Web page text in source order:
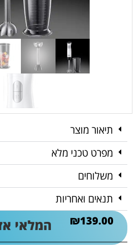
תיאור מוצר
מפרט טכני מלא
משלוחים
תנאים ואחריות
₪139.00 המלאי